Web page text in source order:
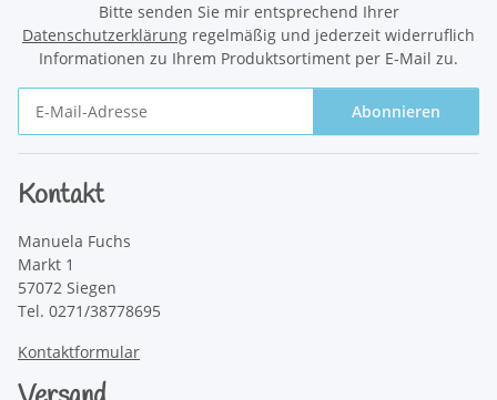
Bitte senden Sie mir entsprechend Ihrer
Datenschutzerklärung regelmäßig und jederzeit widerruflich
Informationen zu Ihrem Produktsortiment per E-Mail zu.
Abonnieren
Kontakt
Manuela Fuchs
Markt 1
57072 Siegen
Tel. 0271/38778695
Kontaktformular